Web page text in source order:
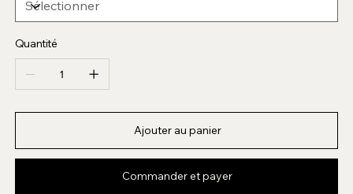
Quantité
Ajouter au panier
Commander et payer